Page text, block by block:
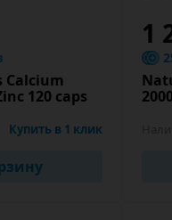
Calсium
120 caps
Купить в 1 клик
1